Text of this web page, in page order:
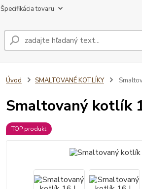
Špecifikácia tovaru
Úvod SMALTOVANÉ KOTLÍKY
Smaltovaný kotlík
TOP produkt